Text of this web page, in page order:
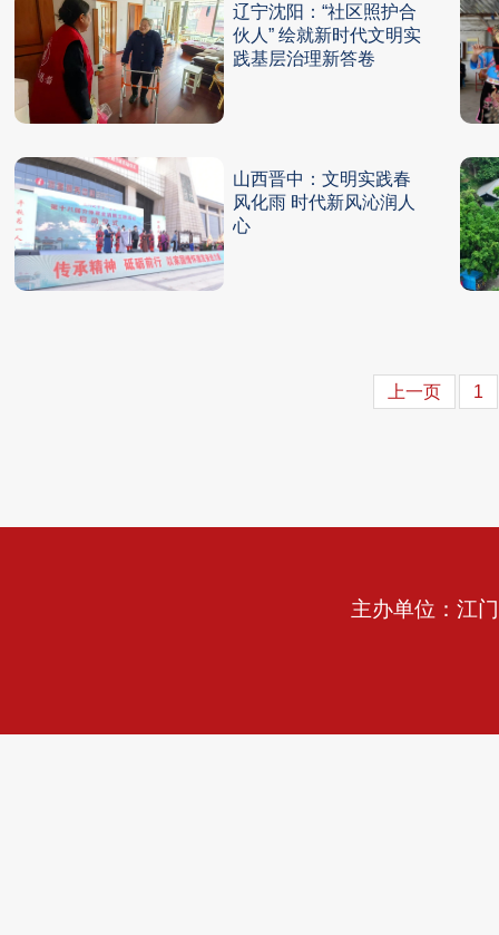
辽宁沈阳：“社区照护合
伙人” 绘就新时代文明实
践基层治理新答卷
山西晋中：文明实践春
风化雨 时代新风沁润人
心
上一页 1
主办单位：江